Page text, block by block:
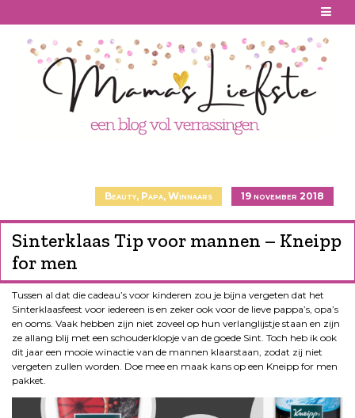
Beauty, Papa, Winnaars 19 november 2018
Sinterklaas Tip voor mannen – Kneipp
for men
Tussen al dat die cadeau’s voor kinderen zou je bijna vergeten dat het
Sinterklaasfeest voor iedereen is en zeker ook voor de lieve pappa’s, opa’s
en ooms. Vaak hebben zijn niet zoveel op hun verlanglijstje staan en zijn
ze allang blij met een schouderklopje van de goede Sint. Toch heb ik ook
dit jaar een mooie winactie van de mannen klaarstaan, zodat zij niet
vergeten zullen worden. Doe mee en maak kans op een Kneipp for men
pakket.